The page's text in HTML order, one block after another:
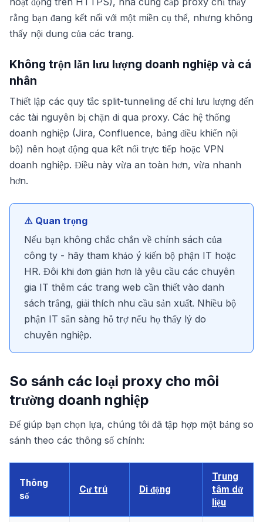
rằng bạn đang kết nối với một miền cụ thể, nhưng không
thấy nội dung của các trang.
Không trộn lẫn lưu lượng doanh nghiệp và cá
nhân
Thiết lập các quy tắc split-tunneling để chỉ lưu lượng đến
các tài nguyên bị chặn đi qua proxy. Các hệ thống
doanh nghiệp (Jira, Confluence, bảng điều khiển nội
bộ) nên hoạt động qua kết nối trực tiếp hoặc VPN
doanh nghiệp. Điều này vừa an toàn hơn, vừa nhanh
hơn.
⚠️ Quan trọng
Nếu bạn không chắc chắn về chính sách của
công ty - hãy tham khảo ý kiến bộ phận IT hoặc
HR. Đôi khi đơn giản hơn là yêu cầu các chuyên
gia IT thêm các trang web cần thiết vào danh
sách trắng, giải thích nhu cầu sản xuất. Nhiều bộ
phận IT sẵn sàng hỗ trợ nếu họ thấy lý do
chuyên nghiệp.
So sánh các loại proxy cho môi
trường doanh nghiệp
Để giúp bạn chọn lựa, chúng tôi đã tập hợp một bảng so
sánh theo các thông số chính:
Thông
số
Cư trú Di động
Trung
tâm dữ
liệu